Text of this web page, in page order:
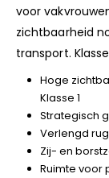
voor
zichtbaarheid
transport.
Hoge
Klasse 1
Strategisch
Verlengd
Zij- en
Ruimte voor